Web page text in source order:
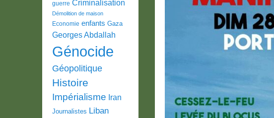
guerre Criminalisation
Démolition de maison
Economie enfants Gaza
Georges Abdallah
Génocide
Géopolitique
Histoire
Impérialisme Iran
Journalistes Liban